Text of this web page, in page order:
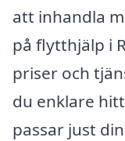
att inhandla
på flytthjälp i
priser och
du enklare
passar just